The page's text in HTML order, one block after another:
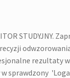
STUDYJNY.
rezultaty
sprawdzony